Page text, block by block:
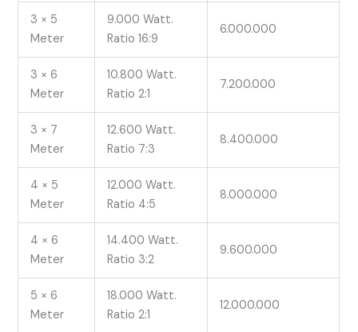
3 × 5
Meter
9.000 Watt.
Ratio 16:9
6.000.000
3 × 6
Meter
10.800 Watt.
Ratio 2:1
7.200.000
3 × 7
Meter
12.600 Watt.
Ratio 7:3
8.400.000
4 × 5
Meter
12.000 Watt.
Ratio 4:5
8.000.000
4 × 6
Meter
14.400 Watt.
Ratio 3:2
9.600.000
5 × 6
Meter
18.000 Watt.
Ratio 2:1
12.000.000